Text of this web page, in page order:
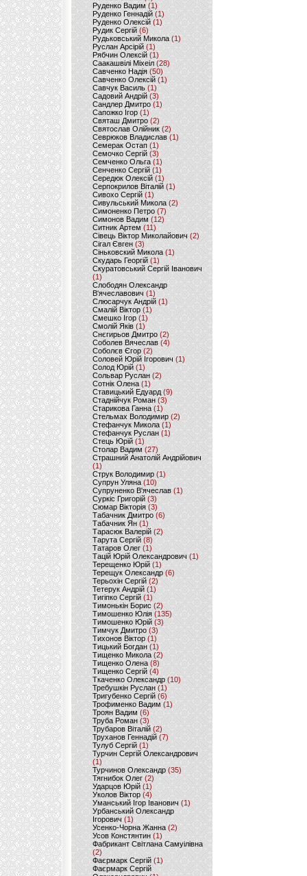
Руденко Вадим (1)
Руденко Геннадій (1)
Руденко Олексій(1)
Рудик Сергій(6)
Рудьковський Микола (1)
Руслан Арсірій(1)
Рябчин Олексій (1)
Саакашвілі Міхеіл(28)
Савченко Надія (50)
Савченко Олексій(1)
Савчук Василь (1)
Садовий Андрій (3)
Сандлер Дмитро(1)
Сапожко Ігор(1)
Святаш Дмитро (2)
Святослав Олійник (2)
Севрюков Владислав (1)
Семерак Остап (1)
Семочко Сергій (3)
Семченко Ольга (1)
Сенченко Сергій(1)
Середюк Олексій(1)
Серпокрилов Віталій(1)
Сивохо Сергій(1)
Сивульський Микола(2)
Симоненко Петро(7)
Симонов Вадим (12)
Ситник Артем(11)
Сівець Віктор Миколайович(2)
Сігал Євген (3)
Сіньковский Микола(1)
Скударь Георгій (1)
Скуратовський Сергій Іванович
(1)
Слободян Олександр
В'ячеславович(1)
Слюсарчук Андрій(1)
Смалій Віктор (1)
Смешко Ігор (1)
Смолій Яків (1)
Снєгирьов Дмитро (2)
Соболев Вячеслав (4)
Соболєв Єгор(2)
Соловей Юрій Ігорович (1)
Солод Юрій (1)
Сольвар Руслан (2)
Сотнік Олена(1)
Ставицький Едуард (9)
Стаднійчук Роман(3)
Старикова Ганна (1)
Стельмах Володимир(2)
Стефанчук Микола (1)
Стефанчук Руслан (1)
Стець Юрій (1)
Столар Вадим(27)
Страшний Анатолій Андрійович
(1)
Струк Володимир (1)
Супрун Уляна (10)
Супруненко В'ячеслав (1)
Суркіс Григорій (3)
Сюмар Вікторія (3)
Табачник Дмитро (6)
Табачник Ян(1)
Тарасюк Валерій (2)
Тарута Сергій (8)
Татаров Олег(1)
Тацій Юрій Олександрович(1)
Терещенко Юрій(1)
Терещук Олександр(6)
Терьохін Сергій (2)
Тетерук Андрій (1)
Тигіпко Сергій(1)
Тимонькін Борис (2)
Тимошенко Юлія (135)
Тимошенко Юрій(3)
Тимчук Дмитро (3)
Тихонов Віктор (1)
Тицький Богдан (1)
Тищенко Микола (2)
Тищенко Олена (8)
Тищенко Сергій (4)
Ткаченко Олександр (10)
Требушкін Руслан (1)
Тригубенко Сергій(6)
Трофименко Вадим (1)
Троян Вадим (6)
Труба Роман(3)
Трубаров Віталій (2)
Труханов Геннадій (7)
Тулуб Сергій(1)
Турчин Сергій Олександрович
(1)
Турчинов Олександр(35)
Тягнибок Олег (2)
Ударцов Юрій (1)
Уколов Віктор(4)
Уманський Ігор Іванович(1)
Урбанський Олександр
Ігорович (1)
Усенко-Чорна Жанна (2)
Усов Констянтин(1)
Фабрикант Світлана Самуілівна
(2)
Фаєрмарк Сергій(1)
Фаєрмарк Сергій